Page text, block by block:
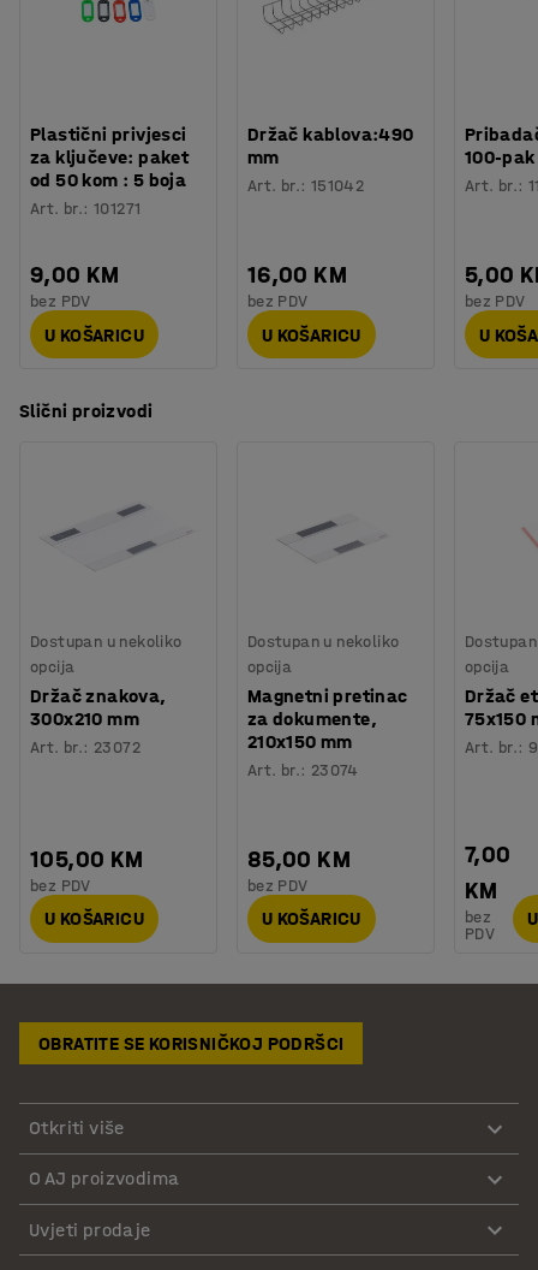
Plastični privjesci
za ključeve: paket
od 50 kom : 5 boja
Art. br.:101271
9,00 KM
bez PDV
U KOŠARICU
Držač kablova:490
mm
Art. br.: 151042
16,00 KM
bez PDV
U KOŠARICU
100-pak
Art. br.:
5,00
bez PDV
U
Slični proizvodi
Dostupan u nekoliko
opcija
Držač znakova,
300x210 mm
Art. br.: 23072
105,00 KM
bez PDV
U KOŠARICU
Dostupan u nekoliko
opcija
Magnetni pretinac
za dokumente,
210x150 mm
Art. br.: 23074
85,00 KM
bez PDV
U KOŠARICU
opcija
Držač
75x150
Art. br.:
7,00
KM
bez
PDV
OBRATITE SE KORISNIČKOJ PODRŠCI
Otkriti više
O AJ proizvodima
Uvjeti prodaje